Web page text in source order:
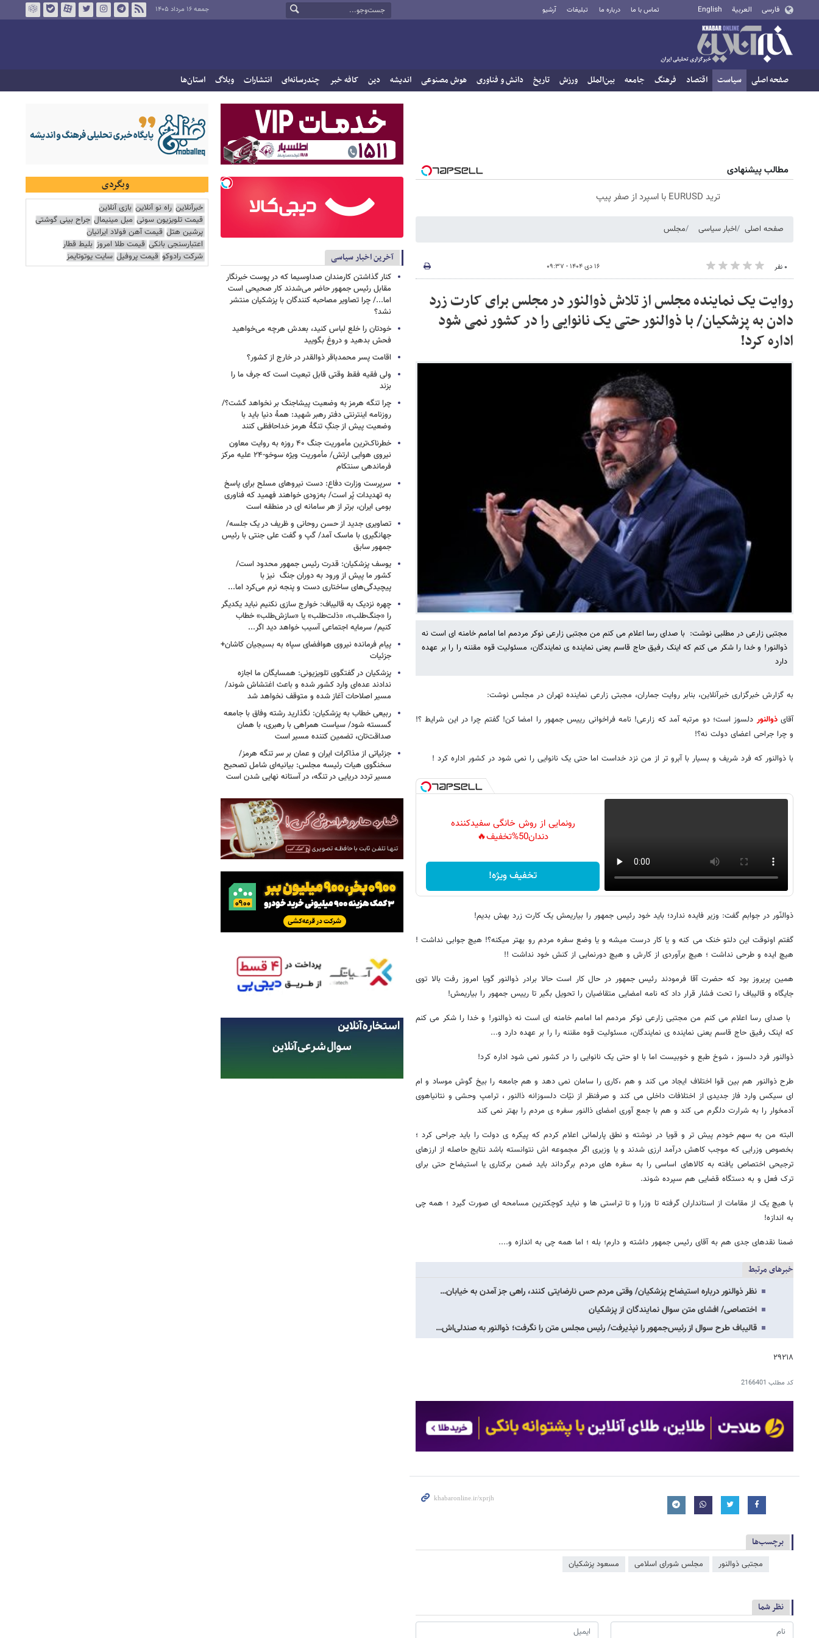
فارسی العربية English تماس با ما درباره ما تبلیغات آرشیو جمعه ۱۶ مرداد ۱۴۰۵
صفحه اصلی سیاست اقتصاد فرهنگ جامعه بین‌الملل ورزش تاریخ دانش و فناوری هوش مصنوعی اندیشه دین کافه خبر چندرسانه‌ای انتشارات وبلاگ استان‌ها
مطالب پیشنهادی
ترید EURUSD با اسپرد از صفر پیپ
صفحه اصلی اخبار سیاسی مجلس
۰ نفر ۱۶ دی ۱۴۰۴ - ۰۹:۳۷
روایت یک نماینده مجلس از تلاش ذوالنور در مجلس برای کارت زرد
دادن به پزشکیان/ با ذوالنور حتی یک نانوایی را در کشور نمی شود
اداره کرد!
مجتبی زارعی در مطلبی نوشت: با صدای رسا اعلام می کنم من مجتبی زارعی نوکر مردمم اما امامم خامنه ای است نه
ذوالنور! و خدا را شکر می کنم که اینک رفیق حاج قاسم یعنی نماینده ی نمایندگان، مسئولیت قوه مقننه را را بر عهده
دارد
به گزارش خبرگزاری خبرآنلاین، بنابر روایت جماران، مجبتی زارعی نماینده تهران در مجلس نوشت:
آقایذوالنور دلسوز است؛ دو مرتبه آمد که زارعی! نامه فراخوانی رییس جمهور را امضا کن! گفتم چرا در این شرایط ؟!
و چرا جراحی اعضای دولت نه؟!
با ذوالنور که فرد شریف و بسیار با آبرو تر از من نزد خداست اما حتی یک نانوایی را نمی شود در کشور اداره کرد !
رونمایی از روش خانگی سفیدکننده
دندان50%تخفیف🔥
تخفیف ویژه!
ذوالنّور در جوابم گفت: وزیر فایده ندارد؛ باید خود رئیس جمهور را بیاریمش یک کارت زرد بهش بدیم!
گفتم اونوقت این دلتو خنک می کنه و یا کار درست میشه و یا وضع سفره مردم رو بهتر میکنه؟! هیچ جوابی نداشت !
هیچ ایده و طرحی نداشت ؛ هیچ برآوردی از کارش و هیچ دورنمایی از کنش خود نداشت !!
همین پریروز بود که حضرت آقا فرمودند رئیس جمهور در حال کار است حالا برادر ذوالنور گویا امروز رفت بالا توی
جایگاه و قالیباف را تحت فشار قرار داد که نامه امضایی متقاضیان را تحویل بگیر تا رییس جمهور را بیاریمش!
با صدای رسا اعلام می کنم من مجتبی زارعی نوکر مردمم اما امامم خامنه ای است نه ذوالنور! و خدا را شکر می کنم
که اینک رفیق حاج قاسم یعنی نماینده ی نمایندگان، مسئولیت قوه مقننه را را بر عهده دارد و...
ذوالنور فرد دلسوز ، شوخ طبع و خوبیست اما با او حتی یک نانوایی را در کشور نمی شود اداره کرد!
طرح ذوالنور هم بین قوا اختلاف ایجاد می کند و هم ،کاری را سامان نمی دهد و هم جامعه را بیخ گوش موساد و ام
ای سیکس وارد فاز جدیدی از اختلافات داخلی می کند و صرفنظر از نیّات دلسوزانه ذالنور ، ترامپ وحشی و نتانیاهوی
آدمخوار را به شرارت دلگرم می کند و هم با جمع آوری امضای ذالنور سفره ی مردم را بهتر نمی کند
البته من به سهم خودم پیش تر و قویا در نوشته و نطق پارلمانی اعلام کردم که پیکره ی دولت را باید جراحی کرد ؛
بخصوص وزرایی که موجب کاهش درآمد ارزی شدند و یا وزیری اگر مجموعه اش نتوانسته باشد نتایج حاصله از ارزهای
ترجیحی اختصاص یافته به کالاهای اساسی را به سفره های مردم برگرداند باید ضمن برکناری یا استیضاح حتی برای
ترک فعل و به دستگاه قضایی هم سپرده شوند.
با هیچ یک از مقامات از استانداران گرفته تا وزرا و تا تراستی ها و نباید کوچکترین مسامحه ای صورت گیرد ؛ همه چی
به اندازه!
ضمنا نقدهای جدی هم به آقای رئیس جمهور داشته و دارم؛ بله ؛ اما همه چی به اندازه و....
خبرهای مرتبط
نظر ذوالنور درباره استیضاح پزشکیان/ وقتی مردم حس نارضایتی کنند، راهی جز آمدن به خیابان…
اختصاصی/ افشای متن سوال نمایندگان از پزشکیان
قالیباف طرح سوال از رئیس‌جمهور را نپذیرفت/ رئیس مجلس متن را نگرفت؛ ذوالنور به صندلی‌اش…
۲۹۲۱۸
کد مطلب 2166401
برچسب‌ها
مجتبی ذوالنور مجلس شورای اسلامی مسعود پزشکیان
نظر شما
آخرین اخبار سیاسی
کنار گذاشتن کارمندان صداوسیما که در پوست خبرنگار
مقابل رئیس جمهور حاضر می‌شدند کار صحیحی است
اما.../ چرا تصاویر مصاحبه کنندگان با پزشکیان منتشر
نشد؟
خودتان را خلع لباس کنید، بعدش هرچه می‌خواهید
فحش بدهید و دروغ بگویید
اقامت پسر محمدباقر ذوالقدر در خارج از کشور؟
ولی فقیه فقط وقتی قابل تبعیت است که جرف ما را
بزند
چرا تنگه هرمز به وضعیت پیشاجنگ بر نخواهد گشت؟/
روزنامه اینترنتی دفتر رهبر شهید: همۀ دنیا باید با
وضعیت پیش از جنگِ تنگۀ هرمز خداحافظی کنند
خطرناک‌ترین مأموریت جنگ ۴۰ روزه به روایت معاون
نیروی هوایی ارتش/ مأموریت ویژه سوخو-۲۴ علیه مرکز
فرماندهی سنتکام
سرپرست وزارت دفاع: دست نیروهای مسلح برای پاسخ
به تهدیدات پُر است/ به‌زودی خواهند فهمید که فناوری
بومی ایران، برتر از هر سامانه ای در منطقه است
تصاویری جدید از حسن روحانی و ظریف در یک جلسه/
جهانگیری با ماسک آمد/ گپ و گفت علی جنتی با رئیس
جمهور سابق
یوسف پزشکیان: قدرت رئیس‌ جمهور محدود است/
کشور ما پیش از ورود به دوران جنگ نیز با
پیچیدگی‌های ساختاری دست و پنجه نرم می‌کرد اما...
چهره نزدیک به قالیباف: خوارج سازی نکنیم نباید یکدیگر
را «جنگ‌طلب»، «ذلت‌طلب» یا «سازش‌طلب» خطاب
کنیم/ سرمایه اجتماعی آسیب خواهد دید اگر...
پیام فرمانده نیروی هوافضای سپاه به بسیجیان کاشان+
جزئیات
پزشکیان در گفتگوی تلویزیونی: همسایگان ما اجازه
ندادند عده‌ای وارد کشور شده و باعث اغتشاش شوند/
مسیر اصلاحات آغاز شده و متوقف نخواهد شد
ربیعی خطاب به پزشکیان: نگذارید رشته وفاق با جامعه
گسسته شود/ سیاست همراهی با رهبری، با همان
صداقت‌تان، تضمین کننده مسیر است
جزئیاتی از مذاکرات ایران و عمان بر سر تنگه هرمز/
سخنگوی هیات رئیسه مجلس: بیانیه‌ای شامل تصحیح
مسیر تردد دریایی در تنگه، در آستانه نهایی شدن است
وبگردی
خبرآنلاین راه نو آنلاین بازی آنلاین
قیمت تلویزیون سونی مبل مینیمال جراح بینی گوشتی
پرشین هتل قیمت آهن فولاد ایرانیان
اعتبارسنجی بانکی قیمت طلا امروز بلیط قطار
شرکت رادوکو قیمت پروفیل سایت یوتوتایمز